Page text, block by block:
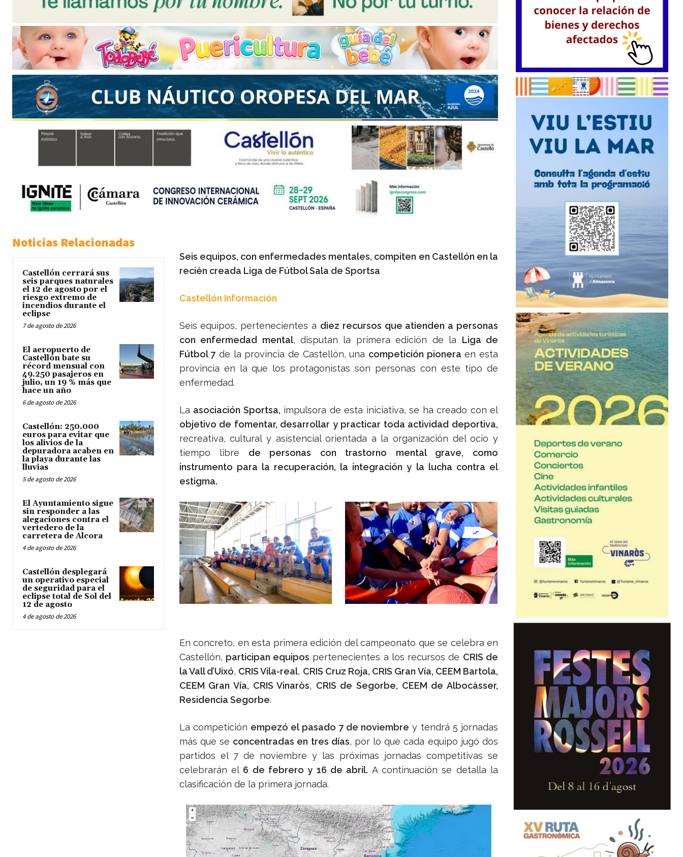
Noticias Relacionadas
Castellón cerrará sus
seis parques naturales
el 12 de agosto por el
riesgo extremo de
incendios durante el
eclipse
7 de agosto de 2026
El aeropuerto de
Castellón bate su
récord mensual con
49.250 pasajeros en
julio, un 19 % más que
hace un año
6 de agosto de 2026
Castellón: 250.000
euros para evitar que
los alivios de la
depuradora acaben en
la playa durante las
lluvias
5 de agosto de 2026
El Ayuntamiento sigue
sin responder a las
alegaciones contra el
vertedero de la
carretera de Alcora
4 de agosto de 2026
Castellón desplegará
un operativo especial
de seguridad para el
eclipse total de Sol del
12 de agosto
4 de agosto de 2026
Seis equipos, con enfermedades mentales, compiten en Castellón en la
recién creada Liga de Fútbol Sala de Sportsa
Castellón Información
Seis equipos, pertenecientes a diez recursos que atienden a personas
con enfermedad mental, disputan la primera edición de la Liga de
Fútbol 7de la provincia de Castellón, una competición pionera en esta
provincia en la que los protagonistas son personas con este tipo de
enfermedad.
La asociación Sportsa, impulsora de esta iniciativa, se ha creado con el
objetivo de fomentar, desarrollar y practicar toda actividad deportiva,
recreativa, cultural y asistencial orientada a la organización del ocio y
tiempo libre de personas con trastorno mental grave, como
instrumento para la recuperación, la integración y la lucha contra el
estigma.
En concreto, en esta primera edición del campeonato que se celebra en
Castellón, participan equipos pertenecientes a los recursos de CRIS de
la Vall d’Uixó, CRIS Vila-real, CRIS Cruz Roja, CRIS Gran Vía, CEEM Bartola,
CEEM Gran Vía, CRIS Vinaròs, CRIS de Segorbe, CEEM de Albocàsser,
Residencia Segorbe.
La competición empezó el pasado 7 de noviembre y tendrá 5 jornadas
más que se concentradas en tres días, por lo que cada equipo jugó dos
partidos el 7 de noviembre y las próximas jornadas competitivas se
celebrarán el 6 de febrero y 16 de abril. A continuación se detalla la
clasificación de la primera jornada.